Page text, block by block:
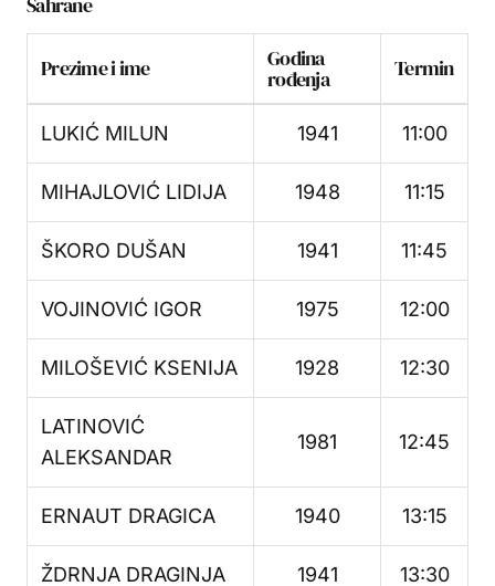
Prezime i ime Godina
rođenja Termin
LUKIĆ MILUN 1941 11:00
MIHAJLOVIĆ LIDIJA 1948 11:15
ŠKORO DUŠAN 1941 11:45
VOJINOVIĆ IGOR 1975 12:00
MILOŠEVIĆ KSENIJA 1928 12:30
LATINOVIĆ
ALEKSANDAR
1981 12:45
ERNAUT DRAGICA 1940 13:15
ŽDRNJA DRAGINJA 1941 13:30